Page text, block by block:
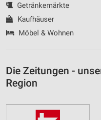
Getränkemärkte
Kaufhäuser
Möbel & Wohnen
Die Zeitungen -
Region